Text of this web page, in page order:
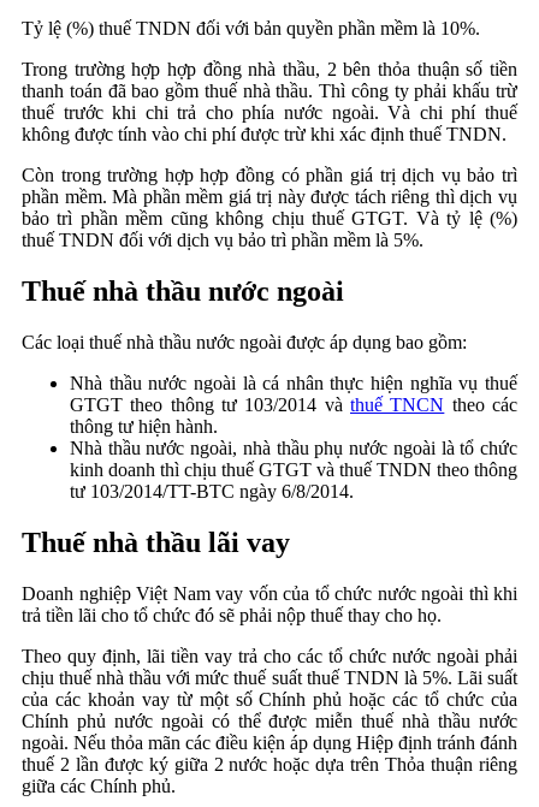
Tỷ lệ (%) thuế TNDN đối với bản quyền phần mềm là 10%.
Trong trường hợp hợp đồng nhà thầu, 2 bên thỏa thuận số tiền
thanh toán đã bao gồm thuế nhà thầu. Thì công ty phải khấu trừ
thuế trước khi chi trả cho phía nước ngoài. Và chi phí thuế
không được tính vào chi phí được trừ khi xác định thuế TNDN.
Còn trong trường hợp hợp đồng có phần giá trị dịch vụ bảo trì
phần mềm. Mà phần mềm giá trị này được tách riêng thì dịch vụ
bảo trì phần mềm cũng không chịu thuế GTGT. Và tỷ lệ (%)
thuế TNDN đối với dịch vụ bảo trì phần mềm là 5%.
Thuế nhà thầu nước ngoài
Các loại thuế nhà thầu nước ngoài được áp dụng bao gồm:
Nhà thầu nước ngoài là cá nhân thực hiện nghĩa vụ thuế
GTGT theo thông tư 103/2014 và thuế TNCN theo các
thông tư hiện hành.
Nhà thầu nước ngoài, nhà thầu phụ nước ngoài là tổ chức
kinh doanh thì chịu thuế GTGT và thuế TNDN theo thông
tư 103/2014/TT-BTC ngày 6/8/2014.
Thuế nhà thầu lãi vay
Doanh nghiệp Việt Nam vay vốn của tổ chức nước ngoài thì khi
trả tiền lãi cho tổ chức đó sẽ phải nộp thuế thay cho họ.
Theo quy định, lãi tiền vay trả cho các tổ chức nước ngoài phải
chịu thuế nhà thầu với mức thuế suất thuế TNDN là 5%. Lãi suất
của các khoản vay từ một số Chính phủ hoặc các tổ chức của
Chính phủ nước ngoài có thể được miễn thuế nhà thầu nước
ngoài. Nếu thỏa mãn các điều kiện áp dụng Hiệp định tránh đánh
thuế 2 lần được ký giữa 2 nước hoặc dựa trên Thỏa thuận riêng
giữa các Chính phủ.